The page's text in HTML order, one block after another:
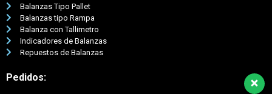
Balanzas Tipo Pallet
Balanzas tipo Rampa
Balanza con Tallimetro
Indicadores de Balanzas
Repuestos de Balanzas
Pedidos: